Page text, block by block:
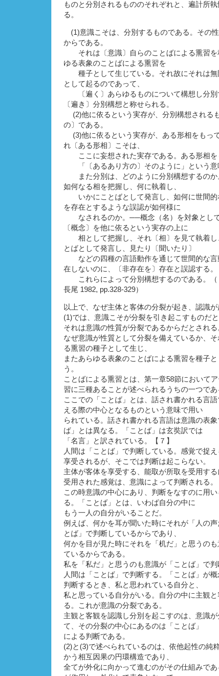
ものと分別されるもののそれぞれと、遍計所
る。
(1)意識こそは、分別するものである。その
からである。
それは〔意識〕自らのことばによる熏習を
ゆる表象のことばによる熏習を
種子として生じている。それ故にそれは無
として起るのであって、
〔遍く〕あらゆるものについて構想し分別
〔遍き〕分別構想と称せられる。
(2)他に依るという実存が、分別構想される
の〕である。
(3)他に依るという実存が、ある形相をもっ
れ〔ある形相〕こそは、
ここに妄想された実存である。ある形相を
「〔あるあり方の〕そのように」という意
また分別は、どのように分別構想するのか
如何なる相を把握し、何に執着し、
いかにことばとして発言し、如何に世間的
を存在とするような誤認が如何様に
なされるのか。──概念（名）を対象とし
〔概念〕を他に依るという実存の上に
相として把握し、それ〔相〕を見て執着し
とばとして発言し、見たり〔聞いたり〕
などの四種の言語動作を通じて世間的な言
在しないのに、〔非存在を〕存在と誤認する。
これらによって分別構想するのである。（
長尾 1982, pp.328-329）
以上で、なぜ主体と客体の分裂が起き、認識
(1)では、意識こそが分裂を引き起こすものだ
それは意識の性質が分裂であるからだとされる
なぜ意識が性質として分裂を備えているか、
る熏習の種子として生じ、
またあらゆる表象のことばによる熏習を種子
う。
ことばによる熏習とは、第一章58節において
習に三種あることが述べられるうちの一つで
ここでの「ことば」とは、話され書かれる言
える際の中心となるものという意味で用い
られている。話され書かれる言語は意識の表
ば」とは異なる。「ことば」は玄奘訳では
「名言」と訳されている。【７】
人間は「ことば」で判断している。感覚で捉
享受されるが、そこでは判断は起こらない。
主体が客体を享受する、能取が所取を受用す
受用された感覚は、意識によって判断される。
この時意識の中心にあり、判断をなすのに用
る。「ことば」とは、いわば自分の中に
もう一人の自分がいることだ。
例えば、何かを耳が聞いた時にそれが「人の
とば」で判断しているからであり、
何かを目が見た時にそれを「机だ」と思うの
ているからである。
私を「私だ」と思うのも意識が「ことば」で
人間は「ことば」で判断する。「ことば」が
判断するとき、私と思われている自分と、
私と思っている自分がいる。自分の中に主観
る。これが意識の分裂である。
主観と客観を認識し分別を起こすのは、意識
て、その分裂の中心にあるのは「ことば」
による判断である。
(2)と(3)で述べられているのは、依他起性の純
かう相互因果の円環構造であり、
全てが外化に向かって進むのがその仕組みで